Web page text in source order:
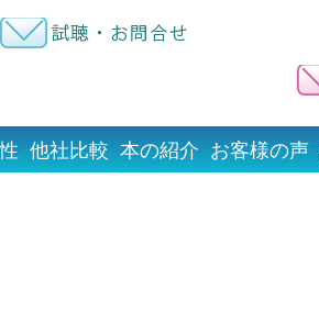
他社比較 本の紹介 お客様の声